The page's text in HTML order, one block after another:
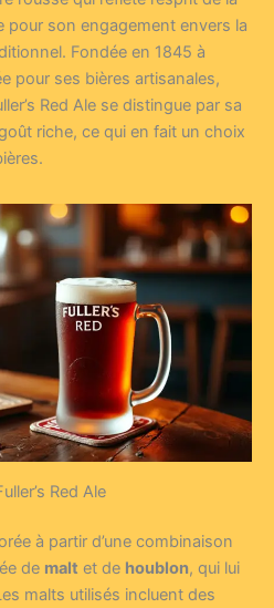
pour son engagement envers la
Fondée en 1845 à
pour ses bières artisanales,
Red Ale se distingue par sa
riche, ce qui en fait un choix
Red Ale
à partir d’une combinaison
de malt et de houblon, qui lui
malts utilisés incluent des